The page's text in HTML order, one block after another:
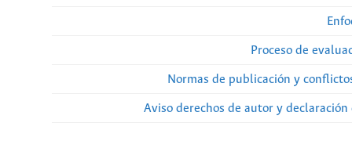
Proceso de
Normas de publicación y
Aviso derechos de autor y